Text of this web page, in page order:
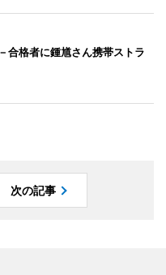
合格者に鍾馗さん携帯ストラ
次の記事